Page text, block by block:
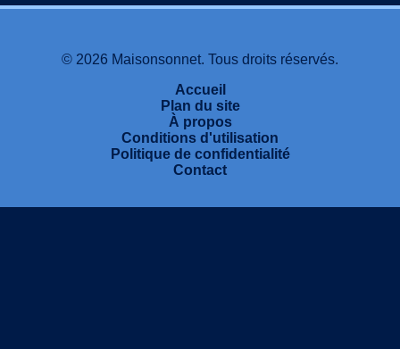
© 2026 Maisonsonnet. Tous droits réservés.
Accueil
Plan du site
À propos
Conditions d'utilisation
Politique de confidentialité
Contact